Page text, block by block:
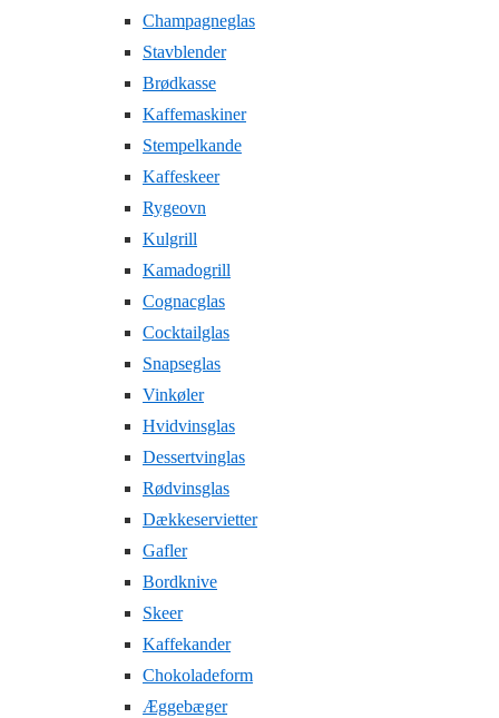
Champagneglas
Stavblender
Brødkasse
Kaffemaskiner
Stempelkande
Kaffeskeer
Rygeovn
Kulgrill
Kamadogrill
Cognacglas
Cocktailglas
Snapseglas
Vinkøler
Hvidvinsglas
Dessertvinglas
Rødvinsglas
Dækkeservietter
Gafler
Bordknive
Skeer
Kaffekander
Chokoladeform
Æggebæger